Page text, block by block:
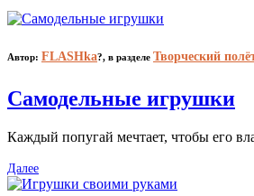
Автор: FLASHka?, в разделе Творческий
Самодельные игрушки
Каждый попугай мечтает, чтобы его
Далее